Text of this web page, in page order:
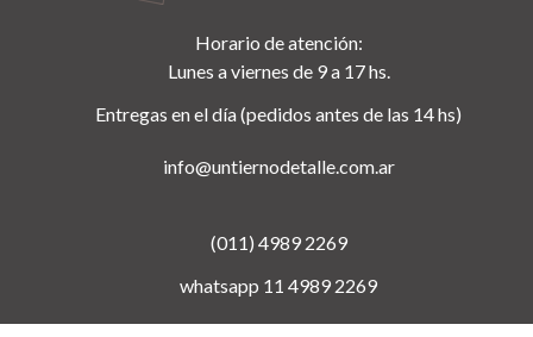
Horario de atención:
Lunes a viernes de 9 a 17 hs.
Entregas en el día (pedidos antes de las 14 hs)
info@untiernodetalle.com.ar
(011) 4989 2269
whatsapp 11 4989 2269